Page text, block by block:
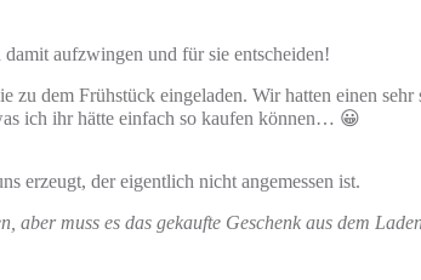
aufzwingen und für sie entscheiden!
dem Frühstück eingeladen. Wir hatten einen
ich ihr hätte einfach so kaufen können… 😀
erzeugt, der eigentlich nicht angemessen ist.
muss es das gekaufte Geschenk aus dem